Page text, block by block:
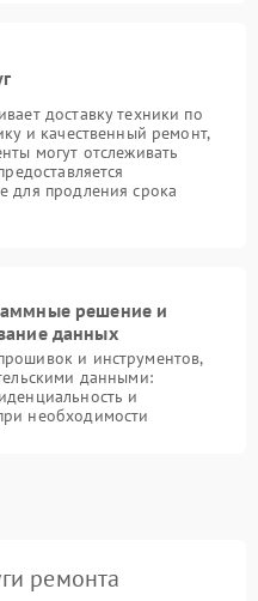
доставку техники по
и качественный ремонт,
могут отслеживать
для продления срока
решение и
данных
и инструментов,
данными:
и
необходимости
ремонта